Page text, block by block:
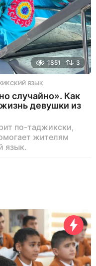
1851 3
ЯЗЫК
случайно». Как
девушки из
по-таджикски,
жителям
язык.